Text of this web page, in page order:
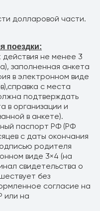
долларовой части.
поездки:
не менее 3
заполненная анкета
в электронном виде
с места
подтверждать
в организации и
в анкете).
паспорт РФ (РФ
с даты окончания
родителя
виде 3×4 (на
свидетельства о
без
согласие на
или на